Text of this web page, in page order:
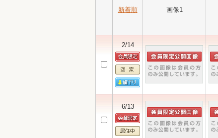
新着順 画像1
2/14
6/13